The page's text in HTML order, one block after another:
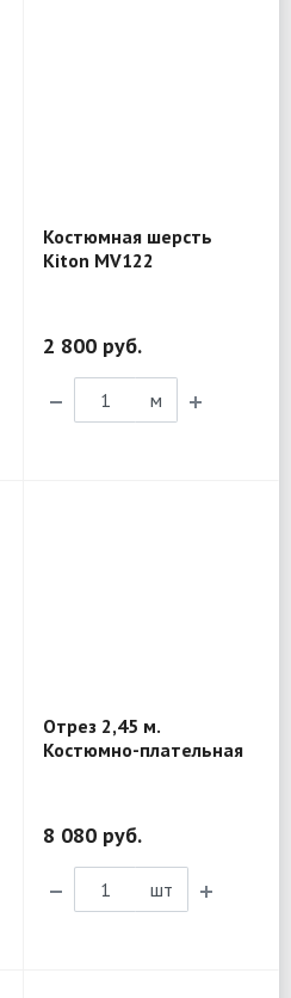
Костюмная шерсть
Kiton MV122
2 800 руб.
м
Отрез 2,45 м.
Костюмно-плательная
8 080 руб.
шт